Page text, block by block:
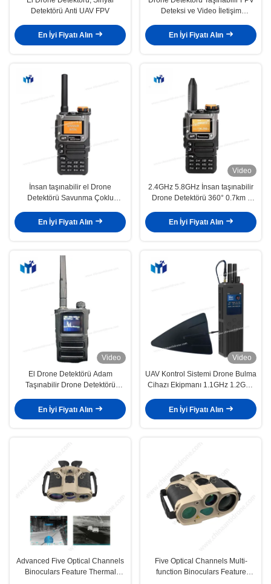
Detektörü Anti UAV FPV
En İyi Fiyatı Alın
Deteksi ve Video İletişim
Sistem
En İyi Fiyatı Alın
İnsan taşınabilir el Drone
Detektörü Savunma Çoklu
Alarm oranı Güçlü Dayanıklılık
En İyi Fiyatı Alın
Video
2.4GHz 5.8GHz İnsan taşınabilir
Drone Detektörü 360° 0.7km -
En İyi Fiyatı Alın
Video
El Drone Detektörü Adam
Taşınabilir Drone Detektörü
En İyi Fiyatı Alın
Video
UAV Kontrol Sistemi Drone Bulma
Cihazı Ekipmanı 1.1GHz 1.2GHz
En İyi Fiyatı Alın
Advanced Five Optical Channels
Binoculars Feature Thermal
Five Optical Channels Multi-
function Binoculars Feature